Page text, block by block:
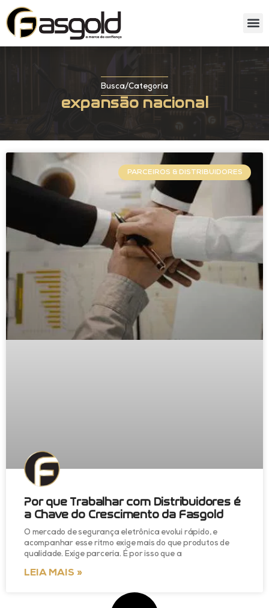
Busca/Categoria
expansão nacional
PARCEIROS & DISTRIBUIDORES
Por que Trabalhar com Distribuidores é
a Chave do Crescimento da Fasgold
O mercado de segurança eletrônica evolui rápido, e
acompanhar esse ritmo exige mais do que produtos de
qualidade. Exige parceria. É por isso que a
LEIA MAIS »